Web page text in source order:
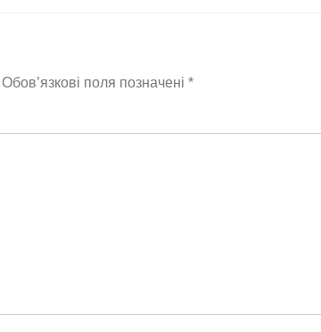
Обов’язкові поля позначені *